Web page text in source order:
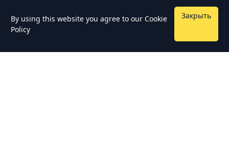
By using this website you agree to our Cookie
Policy
Закрыть